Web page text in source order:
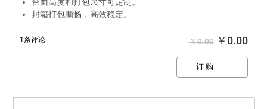
封箱打包顺畅，高效稳定。
￥0.00￥0.00
1条评论